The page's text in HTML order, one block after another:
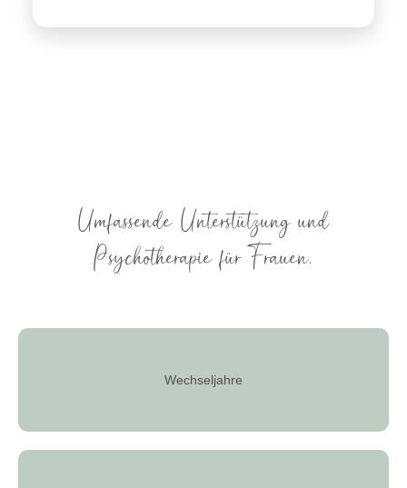
Umfassende Unterstützung und
Psychotherapie für Frauen.
Wechseljahre